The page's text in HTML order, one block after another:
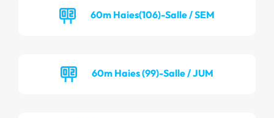
60m Haies(106)-Salle / SEM
60m Haies (99)-Salle / JUM